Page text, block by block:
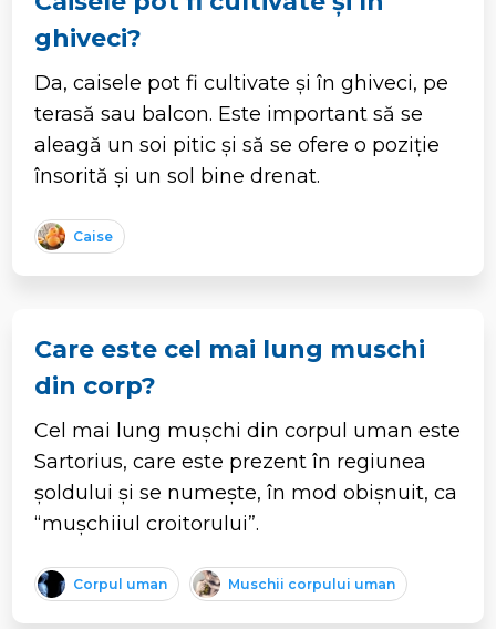
ghiveci?
Da, caisele pot fi cultivate și în ghiveci, pe
terasă sau balcon. Este important să se
aleagă un soi pitic și să se ofere o poziție
însorită și un sol bine drenat.
Caise
Care este cel mai lung muschi
din corp?
Cel mai lung mușchi din corpul uman este
Sartorius, care este prezent în regiunea
șoldului și se numește, în mod obișnuit, ca
“mușchiiul croitorului”.
Corpul uman Muschii corpului uman